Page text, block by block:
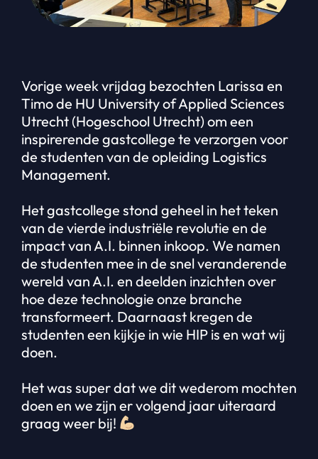
Vorige week vrijdag bezochten Larissa en
Timo de HU University of Applied Sciences
Utrecht (Hogeschool Utrecht) om een
inspirerende gastcollege te verzorgen voor
de studenten van de opleiding Logistics
Management.
Het gastcollege stond geheel in het teken
van de vierde industriële revolutie en de
impact van A.I. binnen inkoop. We namen
de studenten mee in de snel veranderende
wereld van A.I. en deelden inzichten over
hoe deze technologie onze branche
transformeert. Daarnaast kregen de
studenten een kijkje in wie HIP is en wat wij
doen.
Het was super dat we dit wederom mochten
doen en we zijn er volgend jaar uiteraard
graag weer bij!